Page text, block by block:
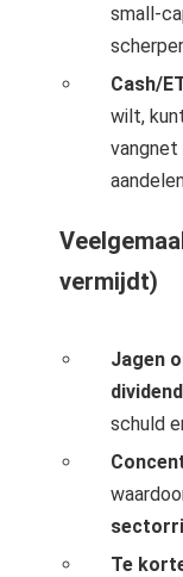
small-
Cash/
wilt,
vangnet
vermijdt)
Jagen
dividend
schuld
Te